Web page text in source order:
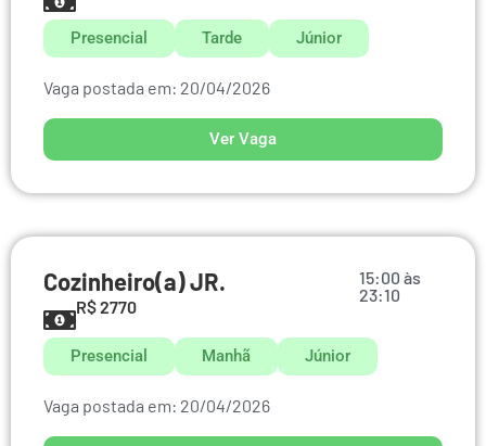
Presencial Tarde Júnior
Vaga postada em: 20/04/2026
Ver Vaga
Cozinheiro(a) JR.
15:00 às
23:10
R$ 2770
Presencial Manhã Júnior
Vaga postada em: 20/04/2026